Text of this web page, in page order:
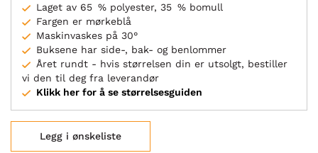
Laget av 65 % polyester, 35 % bomull
Fargen er mørkeblå
Maskinvaskes på 30°
Buksene har side-, bak- og benlommer
Året rundt - hvis størrelsen din er utsolgt, bestiller
vi den til deg fra leverandør
Klikk her for å se størrelsesguiden
Legg i ønskeliste